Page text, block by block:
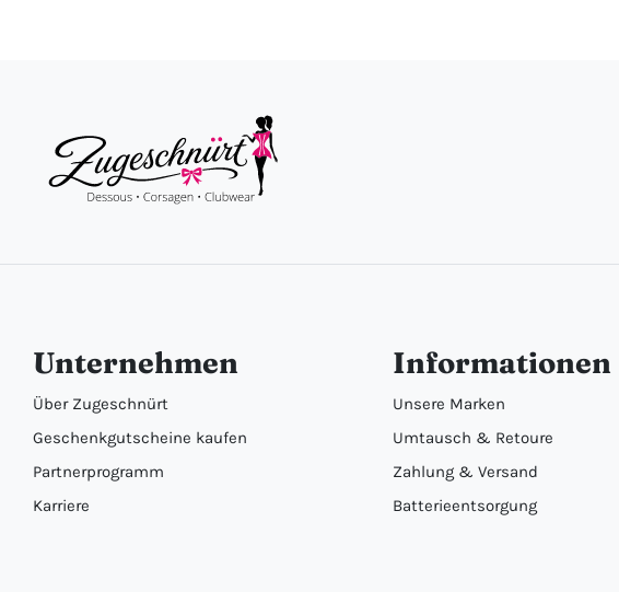
Unternehmen
Über Zugeschnürt
Geschenkgutscheine kaufen
Partnerprogramm
Karriere
Informationen
Unsere Marken
Umtausch & Retoure
Zahlung & Versand
Batterieentsorgung